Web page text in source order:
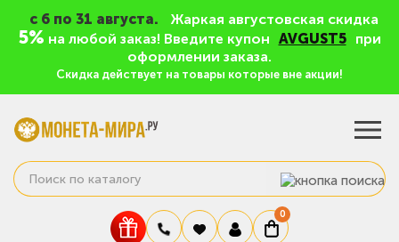
c 6 по 31 августа. Жаркая августовская скидка
5% на любой заказ! Введите купон AVGUST5
при
оформлении заказа.
Скидка действует на товары которые вне акции!
0